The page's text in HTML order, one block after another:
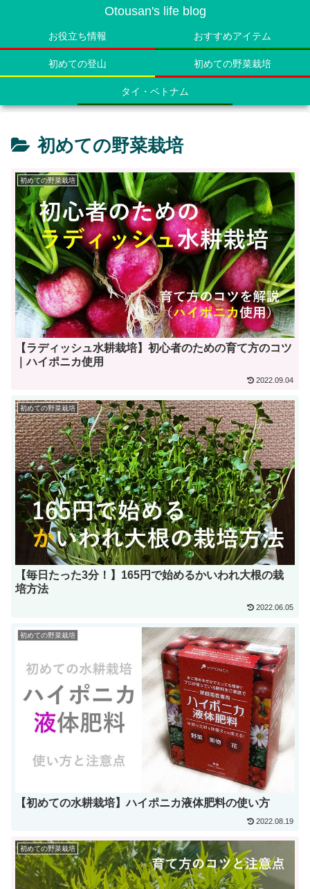
Otousan's life blog
お役立ち情報 おすすめアイテム
初めての登山 初めての野菜栽培
タイ・ベトナム
初めての野菜栽培
初めての野菜栽培
【ラディッシュ水耕栽培】初心者のための育て方のコツ
｜ハイポニカ使用
2022.09.04
初めての野菜栽培
【毎日たった3分！】165円で始めるかいわれ大根の栽
培方法
2022.06.05
初めての野菜栽培
【初めての水耕栽培】ハイポニカ液体肥料の使い方
2022.08.19
初めての野菜栽培